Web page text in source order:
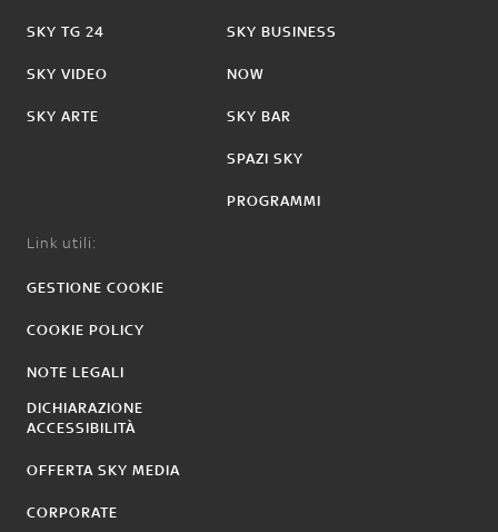
SKY TG 24
SKY VIDEO
SKY ARTE
SKY BUSINESS
NOW
SKY BAR
SPAZI SKY
PROGRAMMI
Link utili:
GESTIONE COOKIE
COOKIE POLICY
NOTE LEGALI
DICHIARAZIONE
ACCESSIBILITÀ
OFFERTA SKY MEDIA
CORPORATE